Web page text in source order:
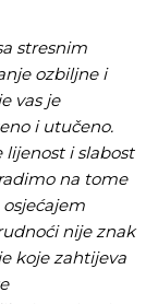
stresnim
ozbiljne i
vas je
i utučeno.
i slabost
na tome
nije znak
koje zahtijeva